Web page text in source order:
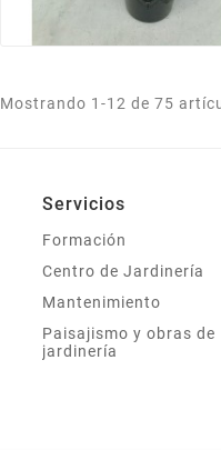
Mostrando 1-12 de 75
Servicios
Formación
Centro de Jardinería
Mantenimiento
Paisajismo y obras de
jardinería